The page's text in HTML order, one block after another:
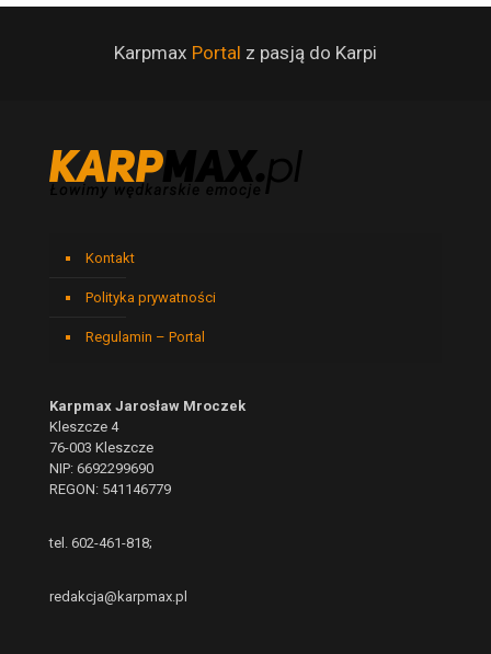
Karpmax Portal z pasją do Karpi
Kontakt
Polityka prywatności
Regulamin – Portal
Karpmax Jarosław Mroczek
Kleszcze 4
76-003 Kleszcze
NIP: 6692299690
REGON: 541146779
tel. 602-461-818;
redakcja@karpmax.pl